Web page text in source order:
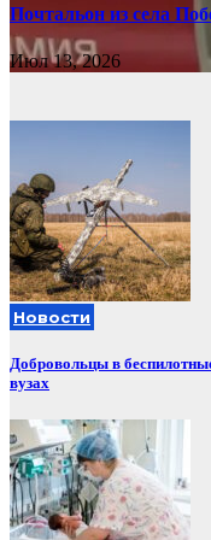
Почтальон из села
Июл 13, 2026
Новости
Добровольцы в
вузах